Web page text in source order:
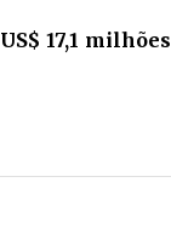
US$ 17,1 milhões